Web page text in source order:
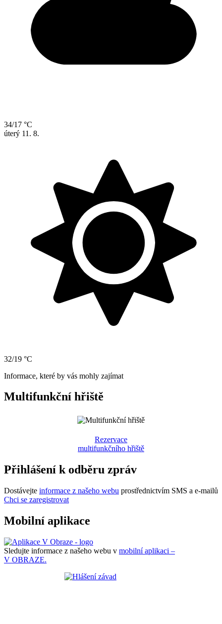
34/17 °C
úterý 11. 8.
32/19 °C
Informace, které by vás mohly zajímat
Multifunkční hřiště
Rezervace
multifunkčního hřiště
Přihlášení k odběru zpráv
Dostávejte informace z našeho webu prostřednictvím SMS a e-mailů
Chci se zaregistrovat
Mobilní aplikace
Sledujte informace z našeho webu v mobilní aplikaci –
V OBRAZE.